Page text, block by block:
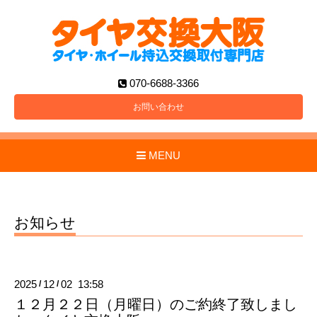
070-6688-3366
お問い合わせ
MENU
お知らせ
2025 / 12 /02 13:58
１２月２２日（月曜日）のご約終了致しまし